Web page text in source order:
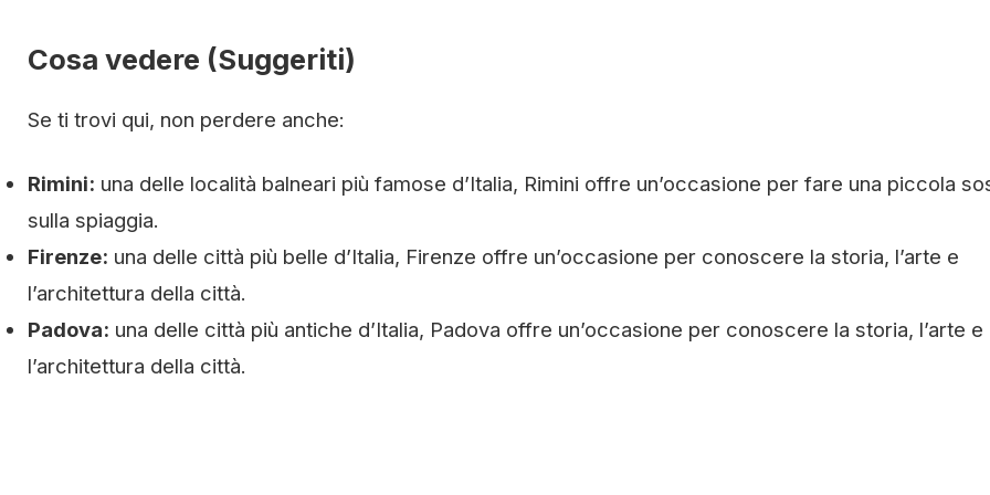
Cosa vedere (Suggeriti)
Se ti trovi qui, non perdere anche:
Rimini: una delle località balneari più famose d’Italia, Rimini offre un’occasione per fare una piccola
sulla spiaggia.
Firenze: una delle città più belle d’Italia, Firenze offre un’occasione per conoscere la storia, l’arte e
l’architettura della città.
Padova: una delle città più antiche d’Italia, Padova offre un’occasione per conoscere la storia, l’arte e
l’architettura della città.